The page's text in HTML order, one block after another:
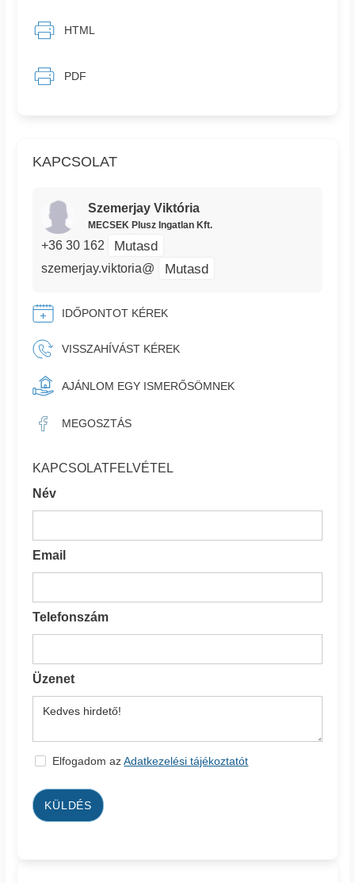
KAPCSOLAT
Szemerjay Viktória
MECSEK Plusz Ingatlan Kft.
+36 30 162 Mutasd
szemerjay.viktoria@ Mutasd
IDŐPONTOT KÉREK
VISSZAHÍVÁST KÉREK
AJÁNLOM EGY ISMERŐSÖMNEK
MEGOSZTÁS
KAPCSOLATFELVÉTEL
Név
Email
Telefonszám
Üzenet
Elfogadom azAdatkezelési tájékoztatót
KÜLDÉS
HTML
PDF